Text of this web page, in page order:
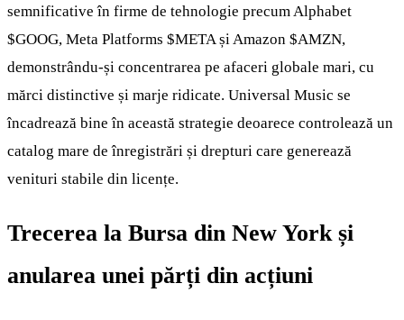
semnificative în firme de tehnologie precum Alphabet
$GOOG, Meta Platforms $METAși Amazon $AMZN,
demonstrându-și concentrarea pe afaceri globale mari, cu
mărci distinctive și marje ridicate. Universal Music se
încadrează bine în această strategie deoarece controlează un
catalog mare de înregistrări și drepturi care generează
venituri stabile din licențe.
Trecerea la Bursa din New York și
anularea unei părți din acțiuni